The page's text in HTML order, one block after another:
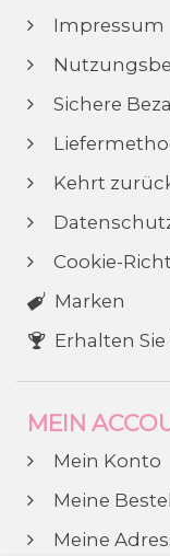
Impressum
Sichere
Kehrt
Cookie-
Marken
Erhalten
MEIN
Mein Konto
Meine
Meine